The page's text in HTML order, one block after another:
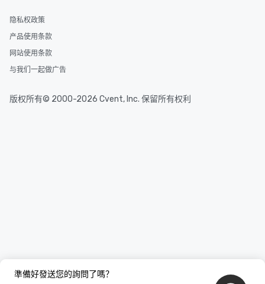
準備好發送您的詢問了嗎？
隐私权政策
产品使用条款
网站使用条款
与我们一起做广告
版权所有© 2000-2026 Cvent, Inc. 保留所有权利